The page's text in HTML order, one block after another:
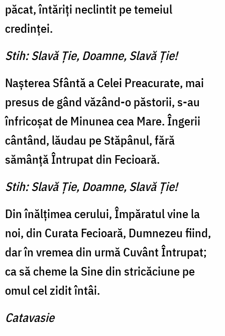
păcat, întăriţi neclintit pe temeiul
credinţei.
Stih: Slavă Ţie, Doamne, Slavă Ţie!
Naşterea Sfântă a Celei Preacurate, mai
presus de gând văzând-o păstorii, s-au
înfricoşat de Minunea cea Mare. Îngerii
cântând, lăudau pe Stăpânul, fără
sămânţă Întrupat din Fecioară.
Stih: Slavă Ţie, Doamne, Slavă Ţie!
Din înălţimea cerului, Împăratul vine la
noi, din Curata Fecioară, Dumnezeu fiind,
dar în vremea din urmă Cuvânt Întrupat;
ca să cheme la Sine din stricăciune pe
omul cel zidit întâi.
Catavasie